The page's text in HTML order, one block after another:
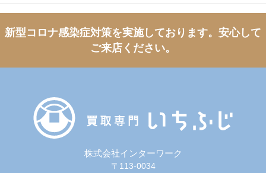
新型コロナ感染症対策を実施しております。 安心して
ご来店ください。
株式会社インターワーク
〒113-0034